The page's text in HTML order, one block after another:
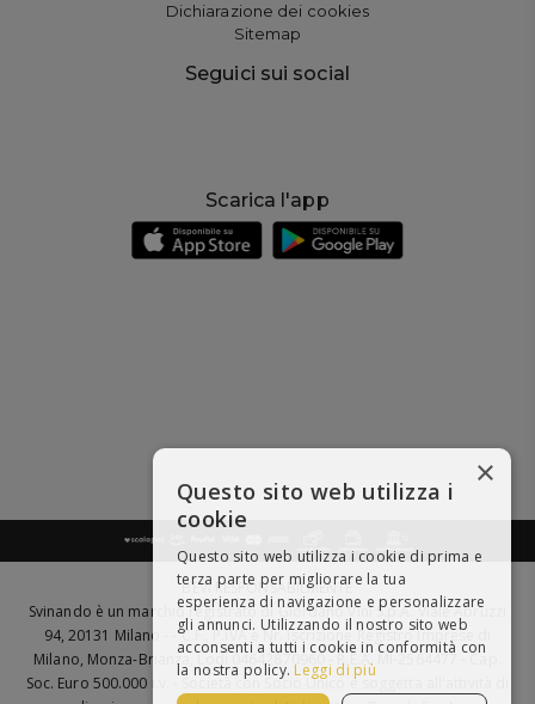
Dichiarazione dei cookies
Sitemap
Seguici sui social
Scarica l'app
BEVI RESPONSABILMENTE
Svinando è un marchio registrato di Giordano Vini S.p.A. Viale Abruzzi
94, 20131 Milano - - C.F., P.IVA e Nr. Iscrizione Registro Imprese di
Milano, Monza-Brianza, Lodi 04642870960 - R.E.A. MI-2564477 - Cap.
Soc. Euro 500.000 i.v. - Società con Socio Unico e soggetta all'attività di
×
Questo sito web utilizza i
cookie
Questo sito web utilizza i cookie di prima e
terza parte per migliorare la tua
esperienza di navigazione e personalizzare
gli annunci. Utilizzando il nostro sito web
acconsenti a tutti i cookie in conformità con
la nostra policy. Leggi di più